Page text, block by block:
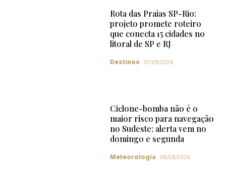
Rota das Praias SP-Rio:
projeto promete roteiro
que conecta 15 cidades no
litoral de SP e RJ
Destinos 07/08/2026
Ciclone-bomba não é o
maior risco para navegação
no Sudeste; alerta vem no
domingo e segunda
Meteorologia 06/08/2026